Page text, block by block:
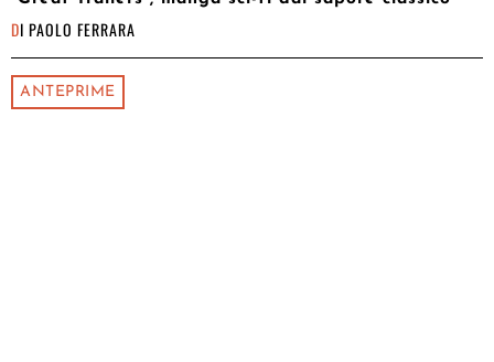
DI PAOLO FERRARA
ANTEPRIME